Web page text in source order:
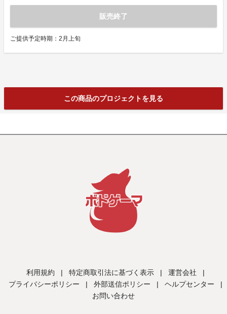
販売終了
ご提供予定時期：2月上旬
この商品のプロジェクトを見る
利用規約 | 特定商取引法に基づく表示 | 運営会社
|
プライバシーポリシー
| 外部送信ポリシー | ヘルプセンター
|
お問い合わせ